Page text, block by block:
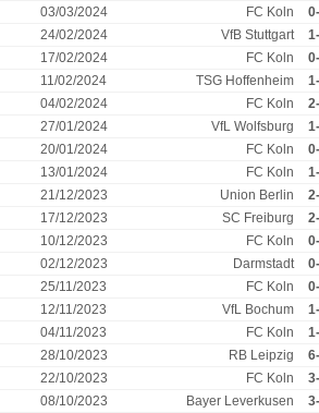
03/03/2024
FC Koln
24/02/2024
VfB Stuttgart
17/02/2024
FC Koln
11/02/2024
TSG Hoffenheim
04/02/2024
FC Koln
27/01/2024
VfL Wolfsburg
20/01/2024
FC Koln
13/01/2024
FC Koln
21/12/2023
Union Berlin
17/12/2023
SC Freiburg
10/12/2023
FC Koln
02/12/2023
Darmstadt
25/11/2023
FC Koln
12/11/2023
VfL Bochum
04/11/2023
FC Koln
28/10/2023
RB Leipzig
22/10/2023
FC Koln
08/10/2023
Bayer Leverkusen